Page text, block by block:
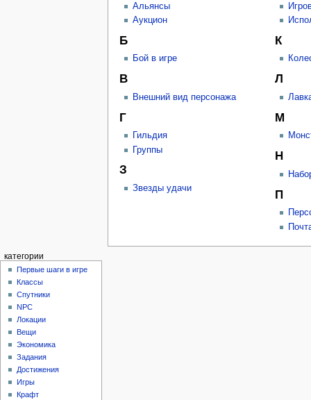
Альянсы
Аукцион
Б
Бой в игре
В
Внешний вид персонажа
Г
Гильдия
Группы
З
Звезды удачи
К
Л
М
Н
П
категории
Первые шаги в игре
Классы
Спутники
NPC
Локации
Вещи
Экономика
Задания
Достижения
Игры
Крафт